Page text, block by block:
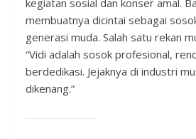
kegiatan sosial dan konser amal.
membuatnya dicintai sebagai
generasi muda. Salah satu rekan
“Vidi adalah sosok profesional,
berdedikasi. Jejaknya di industri
dikenang.”